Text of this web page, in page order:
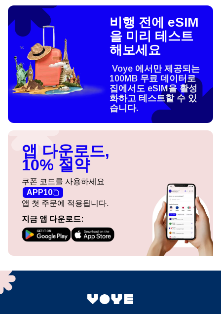
비행 전에 eSIM
을 미리 테스트
해보세요
Voye 에서만 제공되는
100MB 무료 데이터로
집에서도 eSIM을 활성
화하고 테스트할 수 있
습니다.
앱 다운로드,
10% 절약
쿠폰 코드를 사용하세요
APP10
앱 첫 주문에 적용됩니다.
지금 앱 다운로드: